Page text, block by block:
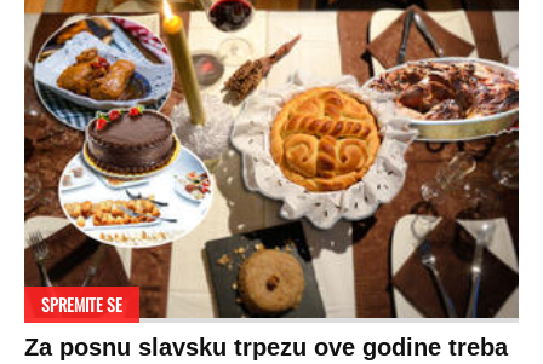
SPREMITE SE
Za posnu slavsku trpezu ove godine treba